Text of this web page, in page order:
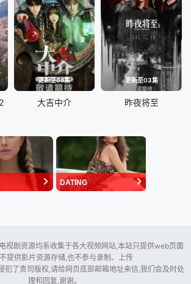
更新至06集
大吉中介
更新至03集
昨夜将至
DATING
视剧资源均系收集于各大视频网站,本站只提供web页面
提供影片资源存储,也不参与录制、上传
犯了贵司版权,请给网页底部邮箱地址来信,我们会及时处
理和回复,谢谢。